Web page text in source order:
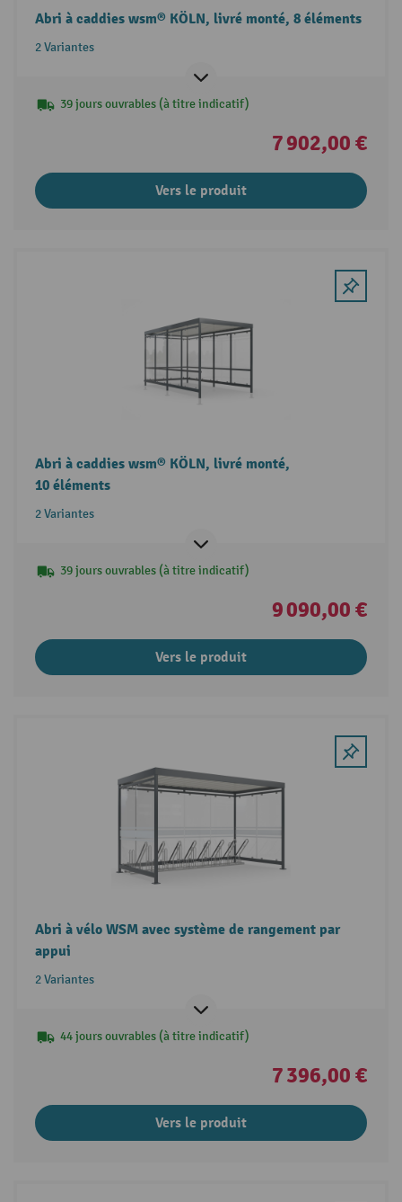
Abri à caddies wsm® KÖLN, livré monté, 8 éléments
2 Variantes
39 jours ouvrables (à titre indicatif)
7 902,00 €
Vers le produit
Abri à caddies wsm® KÖLN, livré monté,
10 éléments
2 Variantes
39 jours ouvrables (à titre indicatif)
9 090,00 €
Vers le produit
Abri à vélo WSM avec système de rangement par
appui
2 Variantes
44 jours ouvrables (à titre indicatif)
7 396,00 €
Vers le produit